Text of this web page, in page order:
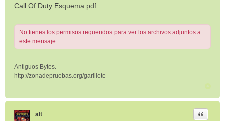
Call Of Duty Esquema.pdf
No tienes los permisos requeridos para ver los archivos adjuntos a
este mensaje.
Antiguos Bytes.
http://zonadepruebas.org/garillete
alt
Citar